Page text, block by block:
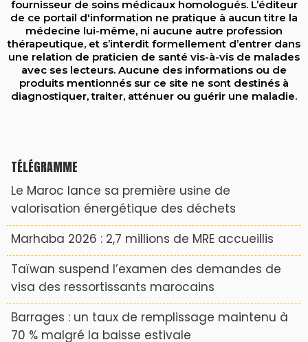
fournisseur de soins médicaux homologués. L’éditeur
de ce portail d'information ne pratique à aucun titre la
médecine lui-même, ni aucune autre profession
thérapeutique, et s’interdit formellement d’entrer dans
une relation de praticien de santé vis-à-vis de malades
avec ses lecteurs. Aucune des informations ou de
produits mentionnés sur ce site ne sont destinés à
diagnostiquer, traiter, atténuer ou guérir une maladie.
TÉLÉGRAMME
Le Maroc lance sa première usine de
valorisation énergétique des déchets
Marhaba 2026 : 2,7 millions de MRE accueillis
Taïwan suspend l’examen des demandes de
visa des ressortissants marocains
Barrages : un taux de remplissage maintenu à
70 % malgré la baisse estivale